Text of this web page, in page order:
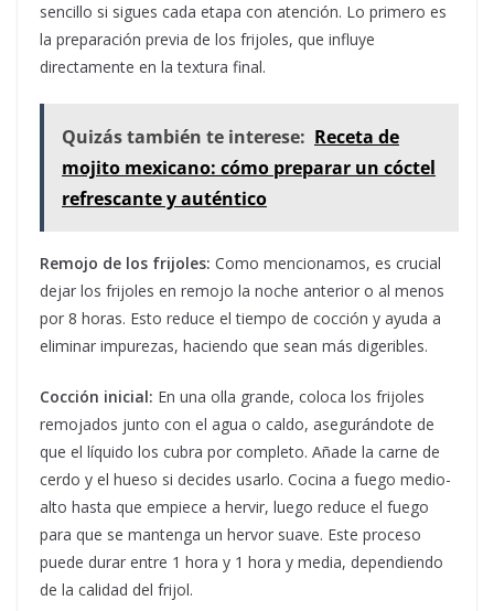
sencillo si sigues cada etapa con atención. Lo primero es
la preparación previa de los frijoles, que influye
directamente en la textura final.
Quizás también te interese: Receta de
mojito mexicano: cómo preparar un cóctel
refrescante y auténtico
Remojo de los frijoles: Como mencionamos, es crucial
dejar los frijoles en remojo la noche anterior o al menos
por 8 horas. Esto reduce el tiempo de cocción y ayuda a
eliminar impurezas, haciendo que sean más digeribles.
Cocción inicial: En una olla grande, coloca los frijoles
remojados junto con el agua o caldo, asegurándote de
que el líquido los cubra por completo. Añade la carne de
cerdo y el hueso si decides usarlo. Cocina a fuego medio-
alto hasta que empiece a hervir, luego reduce el fuego
para que se mantenga un hervor suave. Este proceso
puede durar entre 1 hora y 1 hora y media, dependiendo
de la calidad del frijol.